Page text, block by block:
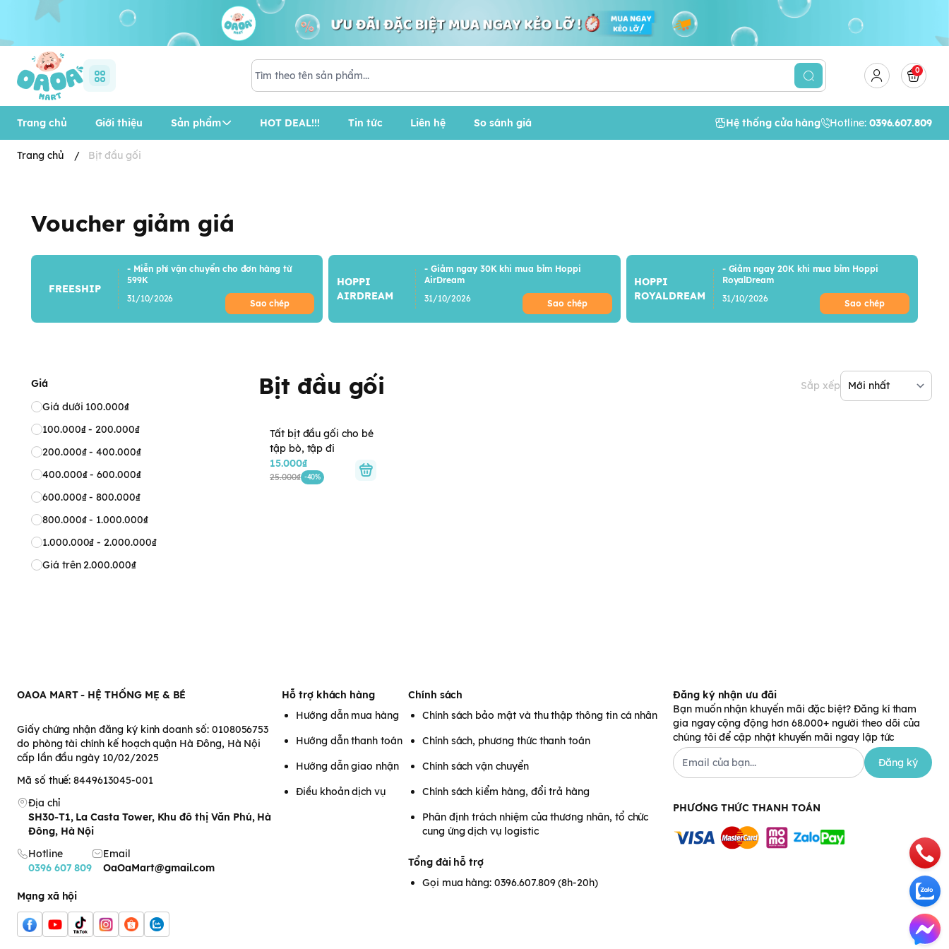
0
Trang chủ Giới thiệu Sản phẩm HOT DEAL!!! Tin tức Liên hệ So sánh giá Hệ thống cửa hàng Hotline: 0396.607.809
Trang chủ / Bịt đầu gối
Voucher giảm giá
FREESHIP
- Miễn phí vận chuyển cho đơn hàng từ
599K
31/10/2026
Sao chép
HOPPI
AIRDREAM
- Giảm ngay 30K khi mua bỉm Hoppi
AirDream
31/10/2026
Sao chép
HOPPI
ROYALDREAM
- Giảm ngay 20K khi mua bỉm Hoppi
RoyalDream
31/10/2026
Sao chép
Giá
Giá dưới 100.000₫
100.000₫ - 200.000₫
200.000₫ - 400.000₫
400.000₫ - 600.000₫
600.000₫ - 800.000₫
800.000₫ - 1.000.000₫
1.000.000₫ - 2.000.000₫
Giá trên 2.000.000₫
Bịt đầu gối Sắp xếp
Tất bịt đầu gối cho bé
tập bò, tập đi
15.000₫
25.000₫ -40%
OAOA MART - HỆ THỐNG MẸ & BÉ
Giấy chứng nhận đăng ký kinh doanh số: 0108056753
do phòng tài chính kế hoạch quận Hà Đông, Hà Nội
cấp lần đầu ngày 10/02/2025
Mã số thuế: 8449613045-001
Địa chỉ
SH30-T1, La Casta Tower, Khu đô thị Văn Phú, Hà
Đông, Hà Nội
Hotline
0396 607 809
Email
OaOaMart@gmail.com
Mạng xã hội
Hỗ trợ khách hàng
Hướng dẫn mua hàng
Hướng dẫn thanh toán
Hướng dẫn giao nhận
Điều khoản dịch vụ
Chính sách
Chính sách bảo mật và thu thập thông tin cá nhân
Chính sách, phương thức thanh toán
Chính sách vận chuyển
Chính sách kiểm hàng, đổi trả hàng
Phân định trách nhiệm của thương nhân, tổ chức
cung ứng dịch vụ logistic
Tổng đài hỗ trợ
Gọi mua hàng: 0396.607.809 (8h-20h)
Đăng ký nhận ưu đãi
Bạn muốn nhận khuyến mãi đặc biệt? Đăng kí tham
gia ngay cộng động hơn 68.000+ người theo dõi của
chúng tôi để cập nhật khuyến mãi ngay lập tức
Đăng ký
PHƯƠNG THỨC THANH TOÁN